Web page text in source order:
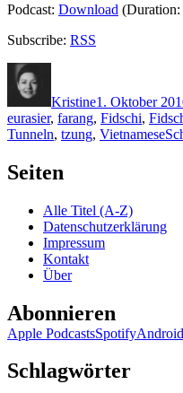
Podcast: Download
Subscribe: RSS
Kristine1. Oktober
eurasier, farang, Fidschi,
Tunneln, tzung, Vietnamese
Seiten
Alle Titel (A-Z)
Datenschutzerklärung
Impressum
Kontakt
Über
Abonnieren
Apple PodcastsSpotifyAndroid
Schlagwörter